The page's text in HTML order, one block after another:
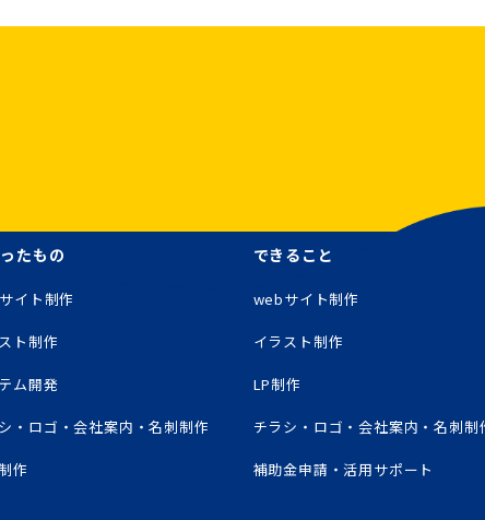
会・修正・削除などをご希望される場合には、ご本人であ
ただきます。
て適用される日本の法令、その他規範を遵守するととも
たもの
イト制作
ト制作
ム開発
・ロゴ・会社案内・名刺制作
作
できること
webサイト制作
イラスト制作
LP制作
チラシ・ロゴ・会社案内・名刺制
補助金申請・活用サポート